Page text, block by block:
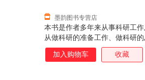
本书是作者多年来从事科研工
从做科研的准备工作、做科研
具四方面，系统地介绍了科研
一些独特经验和技巧。通过阅
墨韵图书专营店
加入购物车 收藏